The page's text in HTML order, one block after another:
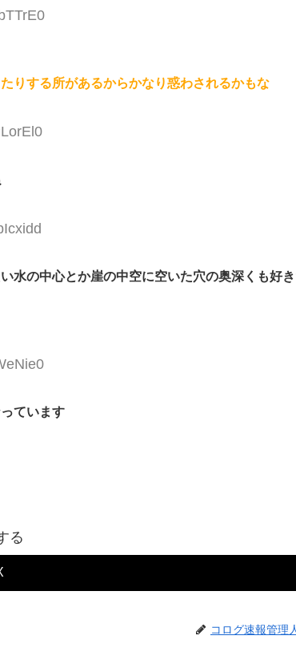
りする所があるからかなり惑わされるかもな
水の中心とか崖の中空に空いた穴の奥深くも好
ています
る
コログ速報管理